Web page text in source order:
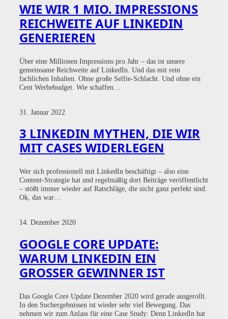
WIE WIR 1 MIO. IMPRESSIONS
REICHWEITE AUF LINKEDIN
GENERIEREN
Über eine Millionen Impressions pro Jahr – das ist unsere
gemeinsame Reichweite auf LinkedIn. Und das mit rein
fachlichen Inhalten. Ohne große Selfie-Schlacht. Und ohne ein
Cent Werbebudget. Wie schaffen…
31. Januar 2022
3 LINKEDIN MYTHEN, DIE WIR
MIT CASES WIDERLEGEN
Wer sich professionell mit LinkedIn beschäftigt – also eine
Content-Strategie hat und regelmäßig dort Beiträge veröffentlicht
– stößt immer wieder auf Ratschläge, die nicht ganz perfekt sind.
Ok, das war…
14. Dezember 2020
GOOGLE CORE UPDATE:
WARUM LINKEDIN EIN
GROSSER GEWINNER IST
Das Google Core Update Dezember 2020 wird gerade ausgerollt.
In den Suchergebnissen ist wieder sehr viel Bewegung. Das
nehmen wir zum Anlass für eine Case Study: Denn LinkedIn hat